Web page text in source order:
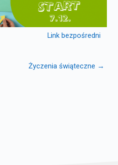
Link bezpośredni
Życzenia świąteczne →